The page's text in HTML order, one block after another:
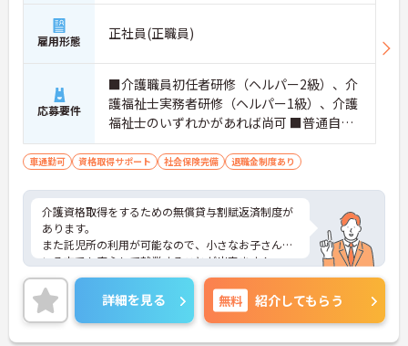
雇用形態 正社員(正職員)
応募要件
■介護職員初任者研修（ヘルパー2級）、介
護福祉士実務者研修（ヘルパー1級）、介護
福祉士のいずれかがあれば尚可 ■普通自動
車運転免許（AT車限定可） ■福祉の仕事に
興味のある方、やる気のある方だと尚可 ※
車通勤可 資格取得サポート 社会保険完備 退職金制度あり
介護資格取得をするための無償貸与割賦返済制度が
あります。
また託児所の利用が可能なので、小さなお子さんが
いる方でも安心して就業することが出来ます！
ご興味ある方には、面接対策ポイントなど、さらに
詳細をお話しいたしますのでお気軽にご相談くださ
い！
詳細を見る 無料 紹介してもらう